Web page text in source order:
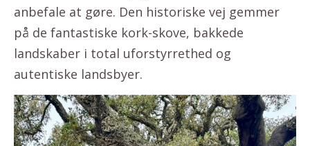
anbefale at gøre. Den historiske vej gemmer
på de fantastiske kork-skove, bakkede
landskaber i total uforstyrrethed og
autentiske landsbyer.